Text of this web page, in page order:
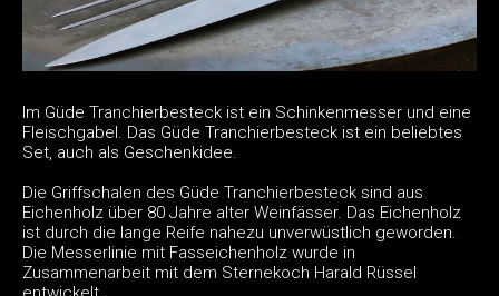
Im Güde Tranchierbesteck ist ein Schinkenmesser und eine
Fleischgabel. Das Güde Tranchierbesteck ist ein beliebtes
Set, auch als Geschenkidee.
Die Griffschalen des Güde Tranchierbesteck sind aus
Eichenholz über 80 Jahre alter Weinfässer. Das Eichenholz
ist durch die lange Reife nahezu unverwüstlich geworden.
Die Messerlinie mit Fasseichenholz wurde in
Zusammenarbeit mit dem Sternekoch Harald Rüssel